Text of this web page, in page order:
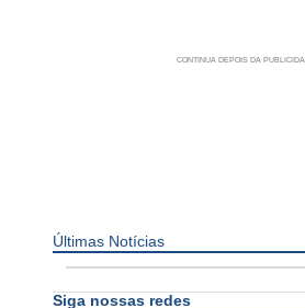
Últimas Notícias
Siga nossas redes